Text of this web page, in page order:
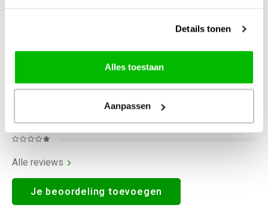
Details tonen
Alles toestaan
Aanpassen
Alle reviews
Je beoordeling toevoegen